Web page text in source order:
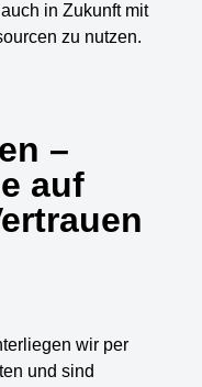
in Zukunft mit
zu nutzen.
–
auf
wir per
und sind